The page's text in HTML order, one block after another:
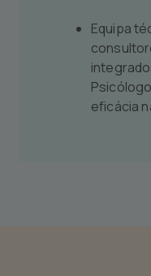
Equipa
eficácia